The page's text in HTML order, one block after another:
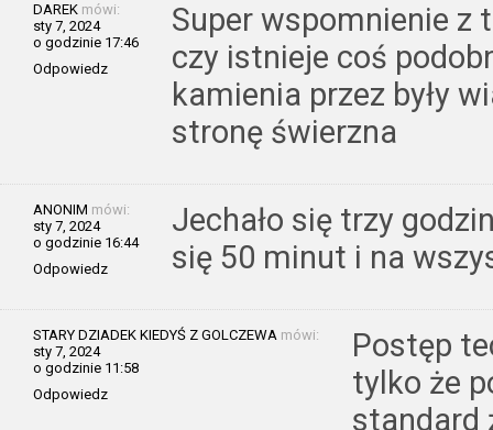
DAREK mówi:
sty 7, 2024
o godzinie 17:46
Odpowiedz
Super wspomnienie z
czy istnieje coś
kamienia przez były
stronę świerzna
ANONIM mówi:
sty 7, 2024
o godzinie 16:44
Odpowiedz
Jechało się trzy
się 50 minut i na
STARY DZIADEK KIEDYŚ Z GOLCZEWA mówi:
sty 7, 2024
o godzinie 11:58
Odpowiedz
Postęp
tylko że
standard